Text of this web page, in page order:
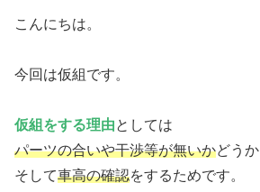
こんにちは。
今回は仮組です。
仮組をする理由としては
パーツの合いや干渉等が無いかどうか
そして車高の確認をするためです。